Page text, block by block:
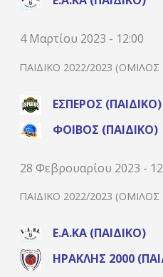
4 Μαρτίου 2023 - 12:00
ΠΑΙΔΙΚΌ 2022/2023
ΈΣΠΕΡΟΣ (ΠΑΙΔΙΚΌ)
ΦΟΊΒΟΣ (ΠΑΙΔΙΚΌ)
28 Φεβρουαρίου 2023 -
ΠΑΙΔΙΚΌ 2022/2023
Ε.Α.ΚΑ (ΠΑΙΔΙΚΌ)
ΗΡΑΚΛΉΣ 2000